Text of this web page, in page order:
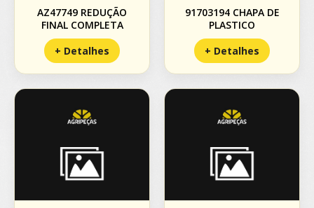
AZ47749 REDUÇÃO
FINAL COMPLETA
+ Detalhes
91703194 CHAPA DE
PLASTICO
+ Detalhes